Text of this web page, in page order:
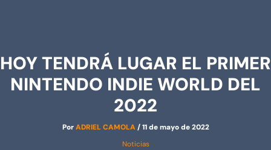
HOY TENDRÁ LUGAR EL PRIMER
NINTENDO INDIE WORLD DEL
2022
PorADRIEL CAMOLA/11 de mayo de 2022
Noticias